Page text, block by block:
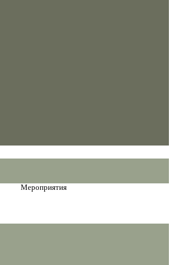
Мероприятия